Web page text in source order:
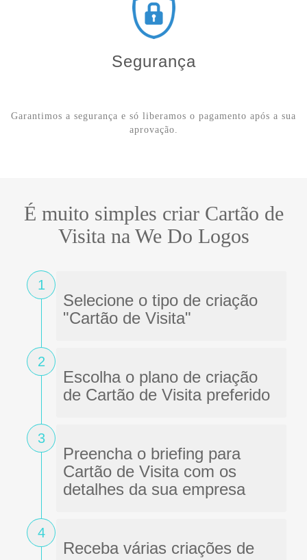
Segurança
Garantimos a segurança e só liberamos o pagamento após a sua
aprovação.
É muito simples criar Cartão de
Visita na We Do Logos
1
Selecione o tipo de criação
"Cartão de Visita"
2
Escolha o plano de criação
de Cartão de Visita preferido
3
Preencha o briefing para
Cartão de Visita com os
detalhes da sua empresa
4
Receba várias criações de